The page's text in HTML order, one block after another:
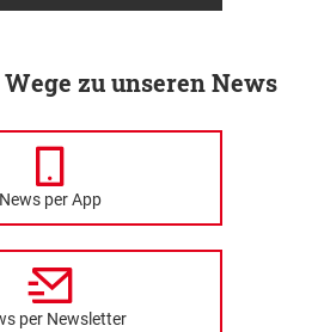
zu unseren News
News per App
per Newsletter